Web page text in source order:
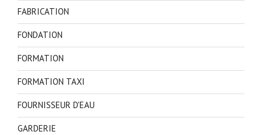
FABRICATION
FONDATION
FORMATION
FORMATION TAXI
FOURNISSEUR D'EAU
GARDERIE